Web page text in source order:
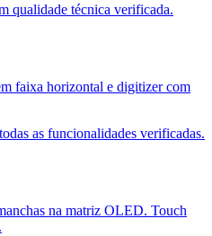
qualidade técnica verificada.
faixa horizontal e digitizer com
as funcionalidades verificadas.
na matriz OLED. Touch